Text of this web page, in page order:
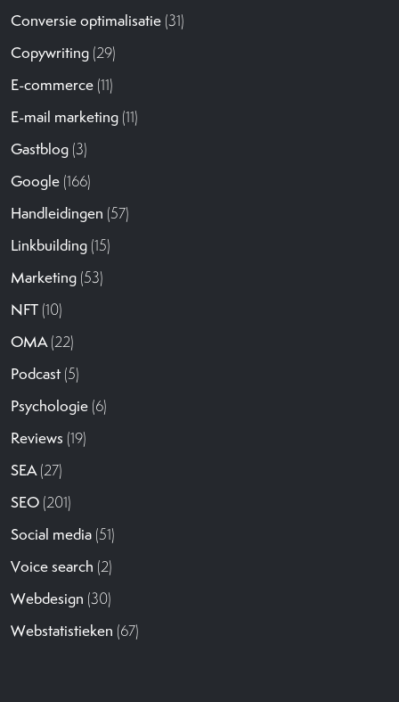
Conversie optimalisatie (31)
Copywriting (29)
E-commerce (11)
E-mail marketing (11)
Gastblog (3)
Google (166)
Handleidingen (57)
Linkbuilding (15)
Marketing (53)
NFT (10)
OMA(22)
Podcast (5)
Psychologie (6)
Reviews (19)
SEA(27)
SEO (201)
Social media (51)
Voice search (2)
Webdesign (30)
Webstatistieken (67)